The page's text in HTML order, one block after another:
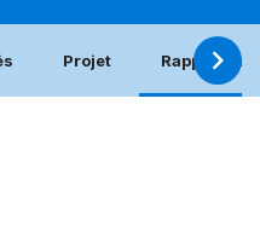
Projet Rapport